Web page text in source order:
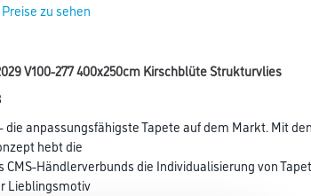
zu sehen
V100-277 400x250cm Kirschblüte Strukturvlies
die anpassungsfähigste Tapete auf dem Markt. Mit
hebt die
Händlerverbunds die Individualisierung von
Lieblingsmotiv